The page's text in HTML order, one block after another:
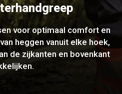
voor optimaal comfort en
heggen vanuit elke hoek,
de zijkanten en bovenkant